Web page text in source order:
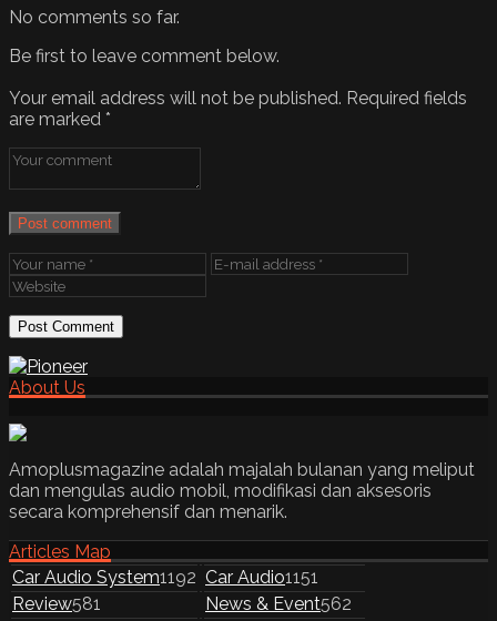
No comments so far.
Be first to leave comment below.
Your email address will not be published. Required fields
are marked *
Post comment
About Us
Amoplusmagazine adalah majalah bulanan yang meliput
dan mengulas audio mobil, modifikasi dan aksesoris
secara komprehensif dan menarik.
Articles Map
Car Audio System1192 Car Audio1151
Review581 News & Event562